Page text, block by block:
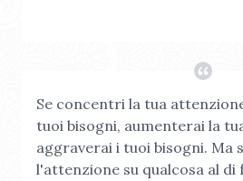
Se concentri la tua
tuoi bisogni, aumenterai la
aggraverai i tuoi bisogni. Ma
l'attenzione su qualcosa al di